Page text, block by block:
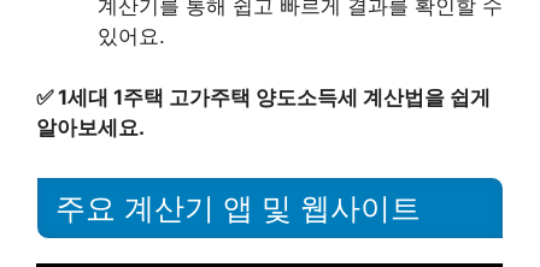
계산기를 통해 쉽고 빠르게 결과를 확인할 수
있어요.
✅1세대 1주택 고가주택 양도소득세 계산법을 쉽게
알아보세요.
주요 계산기 앱 및 웹사이트